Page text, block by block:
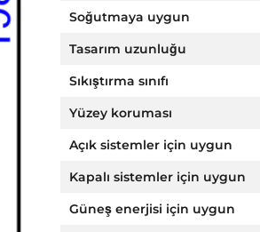
Soğutmaya uygun
Tasarım uzunluğu
Sıkıştırma sınıfı
Yüzey koruması
Açık sistemler için uygun
Kapalı sistemler için uygun
Güneş enerjisi için uygun